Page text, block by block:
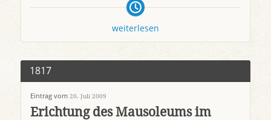
weiterlesen
1817
Eintrag vom 20. Juli 2009
Erichtung des Mausoleums im